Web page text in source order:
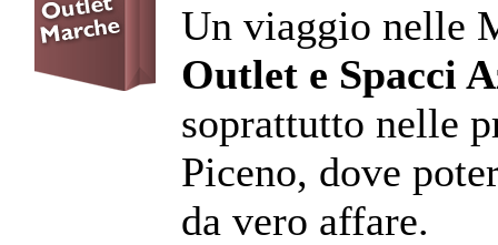
Un viaggio nelle
Outlet e Spacci
soprattutto nelle
Piceno, dove
da vero affare.